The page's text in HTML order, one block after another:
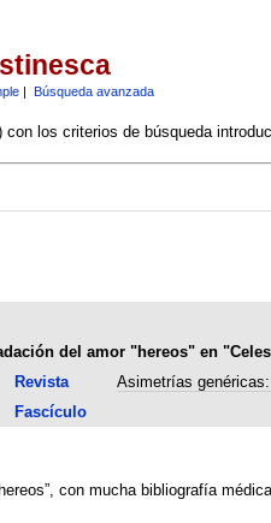
| Búsqueda avanzada
con los criterios de búsqueda
del amor "hereos" en
Revista Asimetrías
Fascículo
con mucha bibliografía